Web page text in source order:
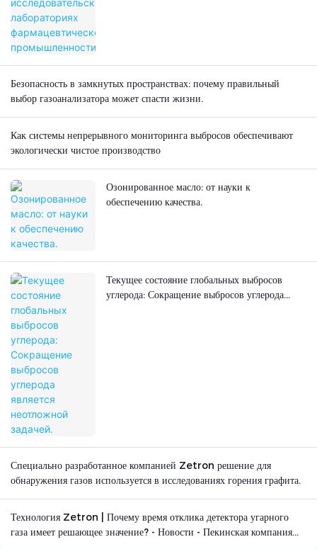
Безопасность в замкнутых пространствах: почему правильный
выбор газоанализатора может спасти жизни.
Как системы непрерывного мониторинга выбросов обеспечивают
экологически чистое производство
Озонированное масло: от науки к
обеспечению качества.
Текущее состояние глобальных выбросов
углерода: Сокращение выбросов углерода
Специально разработанное компанией Zetron решение для
обнаружения газов используется в исследованиях горения графита.
Технология Zetron | Почему время отклика детектора угарного
газа имеет решающее значение? - Новости - Пекинская компания